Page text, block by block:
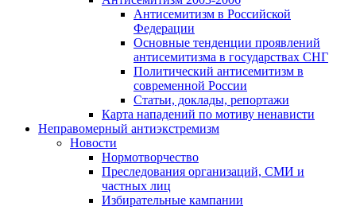
Антисемитизм в Российской
Федерации
Основные тенденции проявлений
антисемитизма в государствах СНГ
Политический антисемитизм в
современной России
Статьи, доклады, репортажи
Карта нападений по мотиву ненависти
Неправомерный антиэкстремизм
Новости
Нормотворчество
Преследования организаций, СМИ и
частных лиц
Избирательные кампании